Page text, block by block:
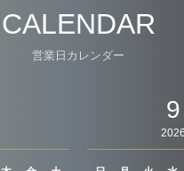
CALENDAR
営業日カレンダー
9
2026